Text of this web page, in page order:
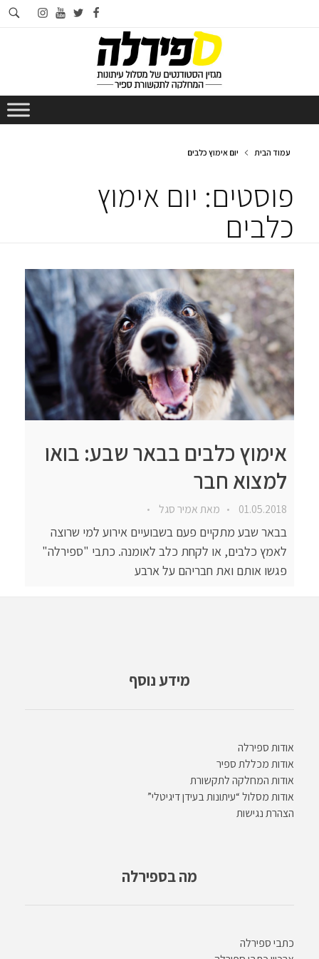
facebook
twitter
youtube
instagram
עמוד הבית יום אימוץ כלבים
פוסטים: יום אימוץ
כלבים
אימוץ כלבים בבאר שבע: בואו
למצוא חבר
01.05.2018 מאתאמיר סגל
בבאר שבע מתקיים פעם בשבועיים אירוע למי שרוצה
לאמץ כלבים, או לקחת כלב לאומנה. כתבי "ספירלה"
פגשו אותם ואת חבריהם על ארבע
מידע נוסף
אודות ספירלה
אודות מכללת ספיר
אודות המחלקה לתקשורת
אודות מסלול “עיתונות בעידן דיגיטלי”
הצהרת נגישות
מה בספירלה
כתבי ספירלה